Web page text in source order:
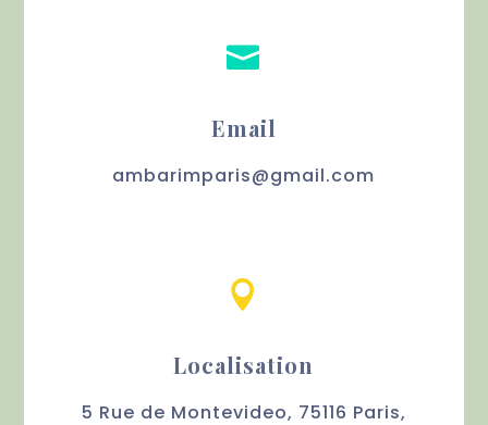

Email
ambarimparis@gmail.com

Localisation
5 Rue de Montevideo, 75116 Paris,